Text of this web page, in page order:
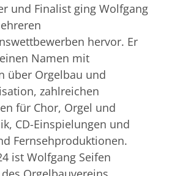
und Finalist ging Wolfgang
hervor. Er
Namen mit
über Orgelbau und
zahlreichen
für Chor, Orgel und
CD-Einspielungen und
Fernsehproduktionen.
ist Wolfgang Seifen